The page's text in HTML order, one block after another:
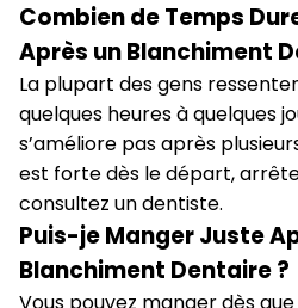
Combien de Temps
Après un Blanchiment
La plupart des gens
quelques heures à quelques
s’améliore pas après
est forte dès le départ,
consultez un dentiste.
Puis-je Manger Juste
Blanchiment Dentaire ?